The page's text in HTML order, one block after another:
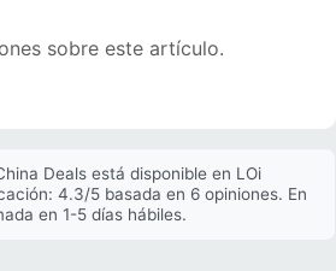
sobre este artículo.
Deals está disponible en LOi
4.3/5 basada en 6 opiniones. En
en 1-5 días hábiles.